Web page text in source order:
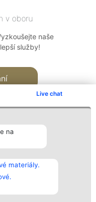
Live chat
na
materiály.
v oboru
naše
služby!
Kontakt